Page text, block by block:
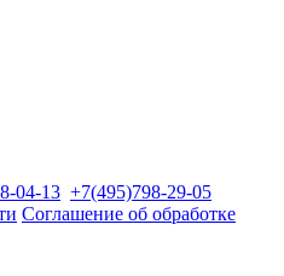
04-13 +7(495)798-29-05
Соглашение об обработке